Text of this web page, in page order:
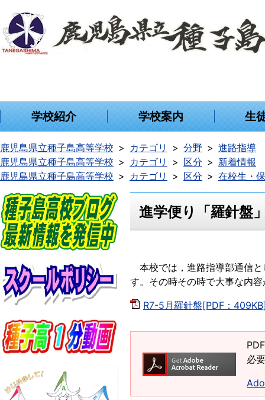
学校紹介 学校案内 生
鹿児島県立種子島高等学校 カテゴリ 分野
進路指導
鹿児島県立種子島高等学校
カテゴリ 区分
新着情報
鹿児島県立種子島高等学校
カテゴリ 区分 在校生・
進学便り「羅針盤
本校では，進路指導部通信と
す。その時その時で大事な内
R7-5月羅針盤[PDF：
必